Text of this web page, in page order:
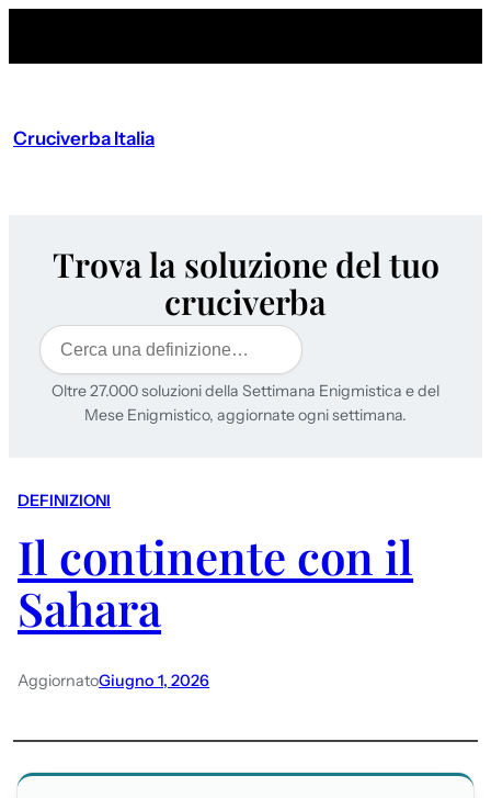
Cruciverba Italia
Trova la soluzione del tuo
cruciverba
Cerca
Oltre 27.000 soluzioni della Settimana Enigmistica e del
Mese Enigmistico, aggiornate ogni settimana.
DEFINIZIONI
Il continente con il
Sahara
AggiornatoGiugno 1, 2026